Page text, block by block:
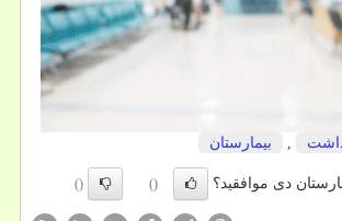
بیمارستان
دی موافقید؟ ()
()